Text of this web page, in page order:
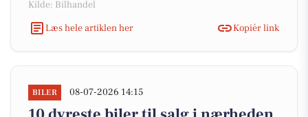
Kilde: Bilhandel
Læs hele artiklen her
Kopiér link
BILER 08-07-2026 14:15